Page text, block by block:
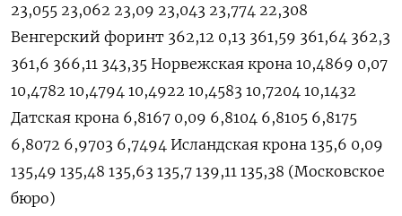
23,055 23,062 23,09 23,043 23,774 22,308
Венгерский форинт 362,12 0,13 361,59 361,64 362,3
361,6 366,11 343,35 Норвежская крона 10,4869 0,07
10,4782 10,4794 10,4922 10,4583 10,7204 10,1432
Датская крона 6,8167 0,09 6,8104 6,8105 6,8175
6,8072 6,9703 6,7494 Исландская крона 135,6 0,09
135,49 135,48 135,63 135,7 139,11 135,38 (Московское
бюро)